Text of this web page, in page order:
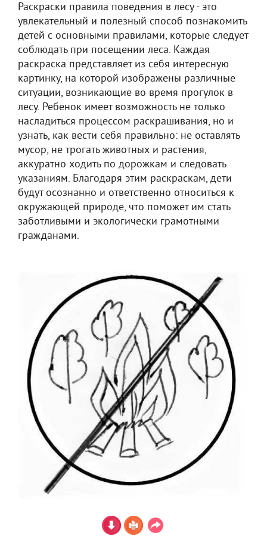
Раскраски правила поведения в лесу - это
увлекательный и полезный способ познакомить
детей с основными правилами, которые следует
соблюдать при посещении леса. Каждая
раскраска представляет из себя интересную
картинку, на которой изображены различные
ситуации, возникающие во время прогулок в
лесу. Ребенок имеет возможность не только
насладиться процессом раскрашивания, но и
узнать, как вести себя правильно: не оставлять
мусор, не трогать животных и растения,
аккуратно ходить по дорожкам и следовать
указаниям. Благодаря этим раскраскам, дети
будут осознанно и ответственно относиться к
окружающей природе, что поможет им стать
заботливыми и экологически грамотными
гражданами.